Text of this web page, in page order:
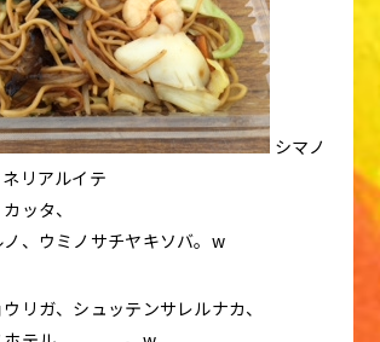
シマノ
リアルイテ
ッタ、
、ウミノサチヤキソバ。w
リガ、シュッテンサレルナカ、